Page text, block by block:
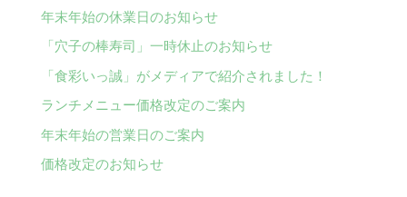
年末年始の休業日のお知らせ
「穴子の棒寿司」一時休止のお知らせ
「食彩いっ誠」がメディアで紹介されました！
ランチメニュー価格改定のご案内
年末年始の営業日のご案内
価格改定のお知らせ